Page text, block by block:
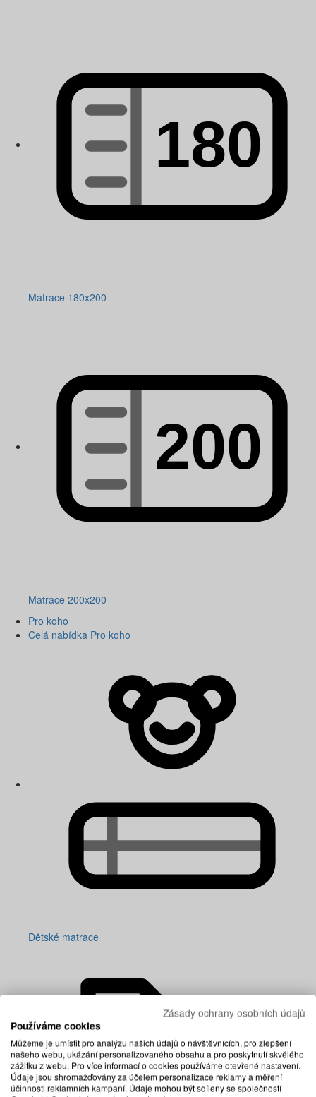
Matrace 180x200
Matrace 200x200
Pro koho
Celá nabídka Pro koho
Dětské matrace
Zásady ochrany osobních údajů
Používáme cookies
Můžeme je umístit pro analýzu našich údajů o návštěvnících, pro zlepšení
našeho webu, ukázání personalizovaného obsahu a pro poskytnutí skvělého
zážitku z webu. Pro více informací o cookies používáme otevřené nastavení.
Údaje jsou shromažďovány za účelem personalizace reklamy a měření
účinnosti reklamních kampaní. Údaje mohou být sdíleny se společností